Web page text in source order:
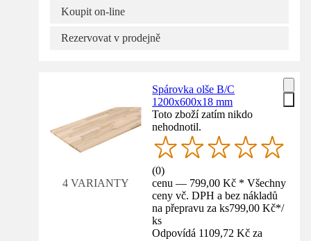
Koupit on-line
Rezervovat v prodejně
4 VARIANTY
Spárovka olše B/C
1200x600x18 mm
Toto zboží zatím nikdo
nehodnotil.
(0)
cenu — 799,00 Kč * Všechny
ceny vč. DPH a bez nákladů
na přepravu za ks799,00 Kč*/
ks
Odpovídá 1109,72 Kč za